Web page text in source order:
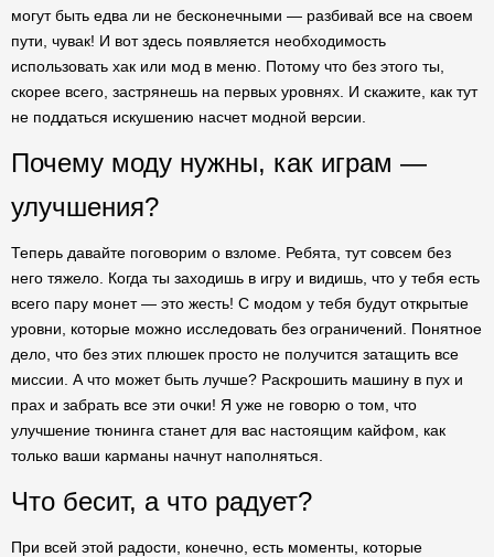
могут быть едва ли не бесконечными — разбивай все на своем
пути, чувак! И вот здесь появляется необходимость
использовать хак или мод в меню. Потому что без этого ты,
скорее всего, застрянешь на первых уровнях. И скажите, как тут
не поддаться искушению насчет модной версии.
Почему моду нужны, как играм —
улучшения?
Теперь давайте поговорим о взломе. Ребята, тут совсем без
него тяжело. Когда ты заходишь в игру и видишь, что у тебя есть
всего пару монет — это жесть! С модом у тебя будут открытые
уровни, которые можно исследовать без ограничений. Понятное
дело, что без этих плюшек просто не получится затащить все
миссии. А что может быть лучше? Раскрошить машину в пух и
прах и забрать все эти очки! Я уже не говорю о том, что
улучшение тюнинга станет для вас настоящим кайфом, как
только ваши карманы начнут наполняться.
Что бесит, а что радует?
При всей этой радости, конечно, есть моменты, которые